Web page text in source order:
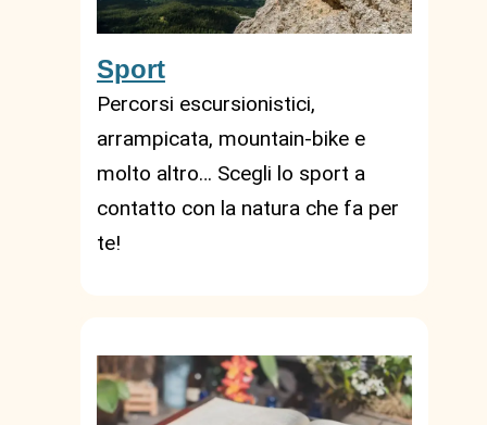
Sport
Percorsi escursionistici,
arrampicata, mountain-bike e
molto altro… Scegli lo sport a
contatto con la natura che fa per
te!